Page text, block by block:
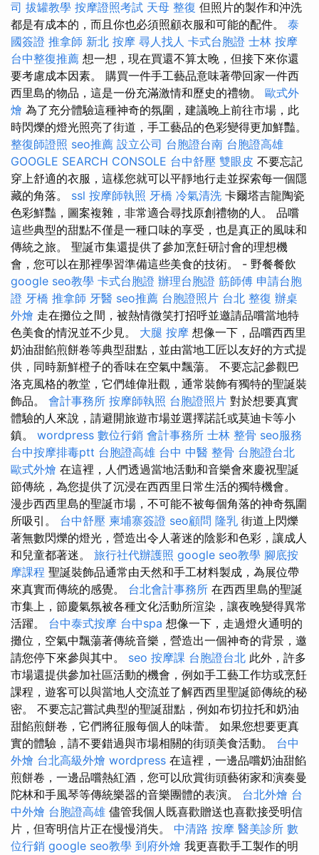
司 拔罐教學 按摩證照考試 天母 整復 但照片的製作和沖洗
都是有成本的，而且你也必須照顧衣服和可能的配件。 泰
國簽證 推拿師 新北 按摩 尋人找人 卡式台胞證 士林 按摩
台中整復推薦 想一想，現在買還不算太晚，但接下來你還
要考慮成本因素。 購買一件手工藝品意味著帶回家一件西
西里島的物品，這是一份充滿激情和歷史的禮物。 歐式外
燴 為了充分體驗這種神奇的氛圍，建議晚上前往市場，此
時閃爍的燈光照亮了街道，手工藝品的色彩變得更加鮮豔。
整復師證照 seo推薦 設立公司 台胞證台南 台胞證高雄
GOOGLE SEARCH CONSOLE 台中舒壓 雙眼皮 不要忘記
穿上舒適的衣服，這樣您就可以平靜地行走並探索每一個隱
藏的角落。 ssl 按摩師執照 牙橋 冷氣清洗 卡爾塔吉龍陶瓷
色彩鮮豔，圖案複雜，非常適合尋找原創禮物的人。 品嚐
這些典型的甜點不僅是一種口味的享受，也是真正的風味和
傳統之旅。 聖誕市集還提供了參加烹飪研討會的理想機
會，您可以在那裡學習準備這些美食的技術。 - 野餐餐飲
google seo教學 卡式台胞證 辦理台胞證 筋師傅 申請台胞
證 牙橋 推拿師 牙醫 seo推薦 台胞證照片 台北 整復 辦桌
外燴 走在攤位之間，被熱情微笑打招呼並邀請品嚐當地特
色美食的情況並不少見。 大腿 按摩 想像一下，品嚐西西里
奶油甜餡煎餅卷等典型甜點，並由當地工匠以友好的方式提
供，同時新鮮橙子的香味在空氣中飄蕩。 不要忘記參觀巴
洛克風格的教堂，它們雄偉壯觀，通常裝飾有獨特的聖誕裝
飾品。 會計事務所 按摩師執照 台胞證照片 對於想要真實
體驗的人來說，請避開旅遊市場並選擇諾託或莫迪卡等小
鎮。 wordpress 數位行銷 會計事務所 士林 整骨 seo服務
台中按摩排毒ptt 台胞證高雄 台中 中醫 整骨 台胞證台北
歐式外燴 在這裡，人們透過當地活動和音樂會來慶祝聖誕
節傳統，為您提供了沉浸在西西里日常生活的獨特機會。
漫步西西里島的聖誕市場，不可能不被每個角落的神奇氛圍
所吸引。 台中舒壓 柬埔寨簽證 seo顧問 隆乳 街道上閃爍
著無數閃爍的燈光，營造出令人著迷的陰影和色彩，讓成人
和兒童都著迷。 旅行社代辦護照 google seo教學 腳底按
摩課程 聖誕裝飾品通常由天然和手工材料製成，為展位帶
來真實而傳統的感覺。 台北會計事務所 在西西里島的聖誕
市集上，節慶氣氛被各種文化活動所渲染，讓夜晚變得異常
活躍。 台中泰式按摩 台中spa 想像一下，走過燈火通明的
攤位，空氣中飄蕩著傳統音樂，營造出一個神奇的背景，邀
請您停下來參與其中。 seo 按摩課 台胞證台北 此外，許多
市場還提供參加社區活動的機會，例如手工藝工作坊或烹飪
課程，遊客可以與當地人交流並了解西西里聖誕節傳統的秘
密。 不要忘記嘗試典型的聖誕甜點，例如布切拉托和奶油
甜餡煎餅卷，它們將征服每個人的味蕾。 如果您想要更真
實的體驗，請不要錯過與市場相關的街頭美食活動。 台中
外燴 台北高級外燴 wordpress 在這裡，一邊品嚐奶油甜餡
煎餅卷，一邊品嚐熱紅酒，您可以欣賞街頭藝術家和演奏曼
陀林和手風琴等傳統樂器的音樂團體的表演。 台北外燴 台
中外燴 台胞證高雄 儘管我個人既喜歡贈送也喜歡接受明信
片，但寄明信片正在慢慢消失。 中清路 按摩 醫美診所 數
位行銷 google seo教學 到府外燴 我更喜歡手工製作的明